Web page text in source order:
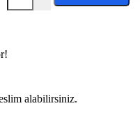
alabilirsiniz.